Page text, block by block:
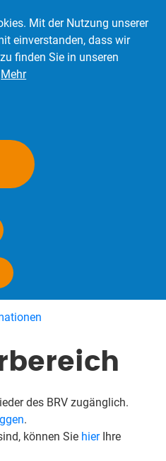
Mit der Nutzung unserer
einverstanden, dass wir
finden Sie in unseren
Mehr
Login
des BRV zugänglich.
.
können Sie hierIhre